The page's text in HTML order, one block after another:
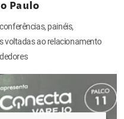
Paulo
painéis,
voltadas ao relacionamento